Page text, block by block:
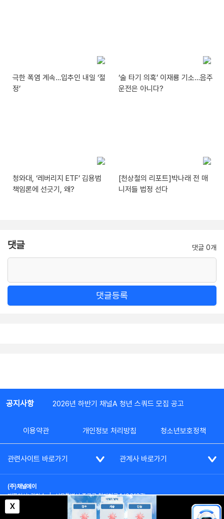
극한 폭염 계속…입추인 내일 ‘절
정’
‘술 타기 의혹’ 이재룡 기소…음주
운전은 아니다?
청와대, ‘레버리지 ETF’ 김용범
책임론에 선긋기, 왜?
[천상철의 리포트]박나래 전 매
니저들 법정 선다
댓글 댓글 0개
댓글등록
X
공지사항 2026년 하반기 채널A 청년 스쿼드 모집 공고
이용약관 개인정보 처리방침 청소년보호정책
관련사이트 바로가기 관계사 바로가기
(주)채널에이
대표이사: 김차수 | 서울특별시 종로구 청계천로 1 (03187)
부가통신사업신고: 022357호 | 사업자등록번호: 101-86-62787
대표전화: (02)2020-3114
시청자상담실: (02)2020-3100